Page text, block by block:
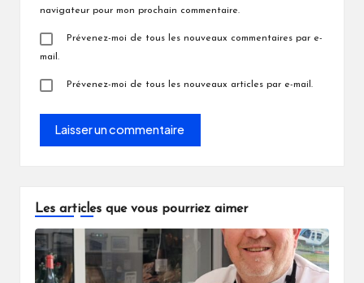
navigateur pour mon prochain commentaire.
Prévenez-moi de tous les nouveaux commentaires par e-
mail.
Prévenez-moi de tous les nouveaux articles par e-mail.
Les articles que vous pourriez aimer